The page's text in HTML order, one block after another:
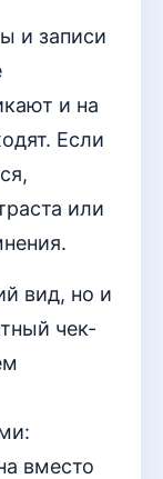
и записи
и на
Если
или
вид, но и
чек-
вместо